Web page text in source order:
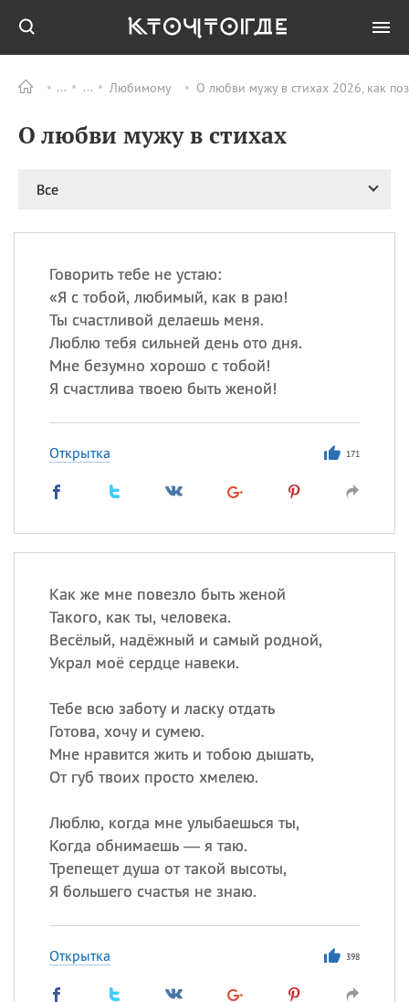
Любимому О любви мужу в стихах 2026, как
О любви мужу в стихах
Все
Говорить тебе не устаю:
«Я с тобой, любимый, как в раю!
Ты счастливой делаешь меня.
Люблю тебя сильней день ото дня.
Мне безумно хорошо с тобой!
Я счастлива твоею быть женой!
Открытка 171
Как же мне повезло быть женой
Такого, как ты, человека.
Весёлый, надёжный и самый родной,
Украл моё сердце навеки.
Тебе всю заботу и ласку отдать
Готова, хочу и сумею.
Мне нравится жить и тобою дышать,
От губ твоих просто хмелею.
Люблю, когда мне улыбаешься ты,
Когда обнимаешь — я таю.
Трепещет душа от такой высоты,
Я большего счастья не знаю.
Открытка 398
ПРАЗДНИКИ Все
09.08 День памяти жертв
09.08
Национальный день
рисового пудинга
09.08
(Smokey Bear Day)
Сегодня празднуют именины
Сергей , Теодор, Федор
Посмотреть значениеи
происхождение